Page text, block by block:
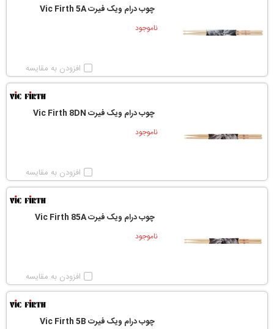
چوب درام ویک فیرت Vic Firth 5A
ناموجود
افزودن به مقایسه
چوب درام ویک فیرت Vic Firth 8DN
ناموجود
افزودن به مقایسه
چوب درام ویک فیرت Vic Firth 85A
ناموجود
افزودن به مقایسه
چوب درام ویک فیرت Vic Firth 5B